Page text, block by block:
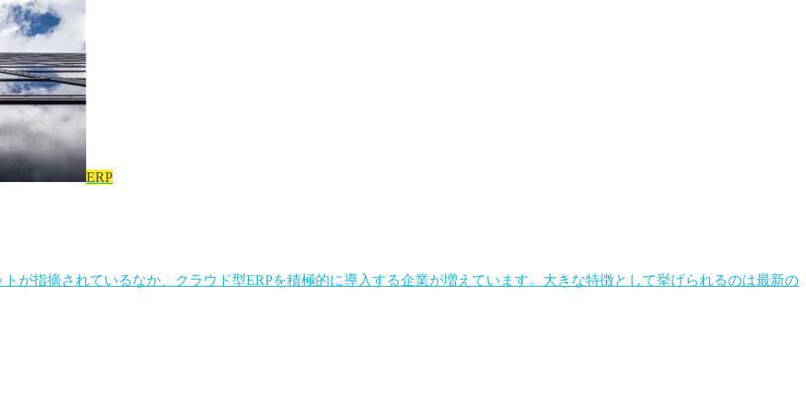
ERP
が指摘されているなか、クラウド型ERPを積極的に導入する企業が増えています。大きな特徴として挙げられるのは最新の